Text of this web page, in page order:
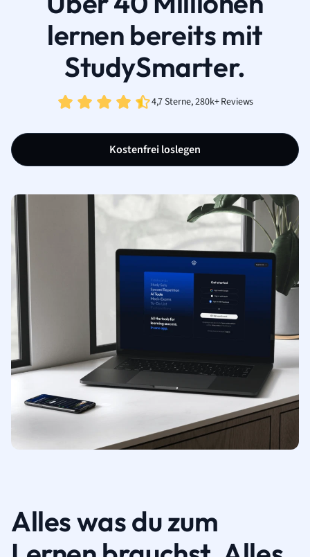
lernen bereits mit
StudySmarter.
4,7 Sterne, 280k+ Reviews
Kostenfrei loslegen
Alles was du zum